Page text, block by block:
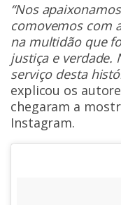
“Nos
comovemos com
na multidão que
justiça e verdade.
serviço desta
explicou os
chegaram a
Instagram.